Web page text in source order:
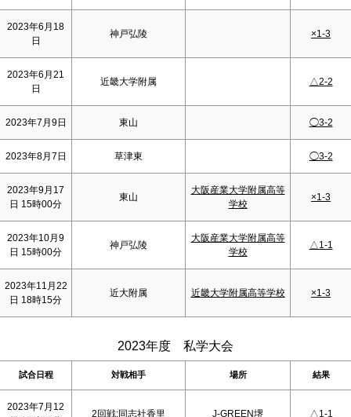
2023年6月18
日
神戸弘陵 ×1-3
2023年6月21
日
近畿大学附属 △2-2
2023年7月9日 東山 ◯3-2
2023年8月7日 草津東 ◯3-2
2023年9月17
日 15時00分
東山
大阪産業大学附属高等
学校
×1-3
2023年10月9
日 15時00分
神戸弘陵
大阪産業大学附属高等
学校
△1-1
2023年11月22
日 18時15分
近大附属 近畿大学附属高等学校 ×1-3
2023年度 私学大会
試合日程 対戦相手 場所 結果
2023年7月12
2回戦:同志社香里 J-GREEN堺 △1-1